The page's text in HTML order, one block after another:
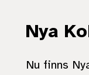
Nya
Nu finns